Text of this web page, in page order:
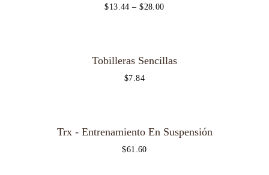
$13.44 –$28.00
Tobilleras Sencillas
$7.84
Trx - Entrenamiento En Suspensión
$61.60